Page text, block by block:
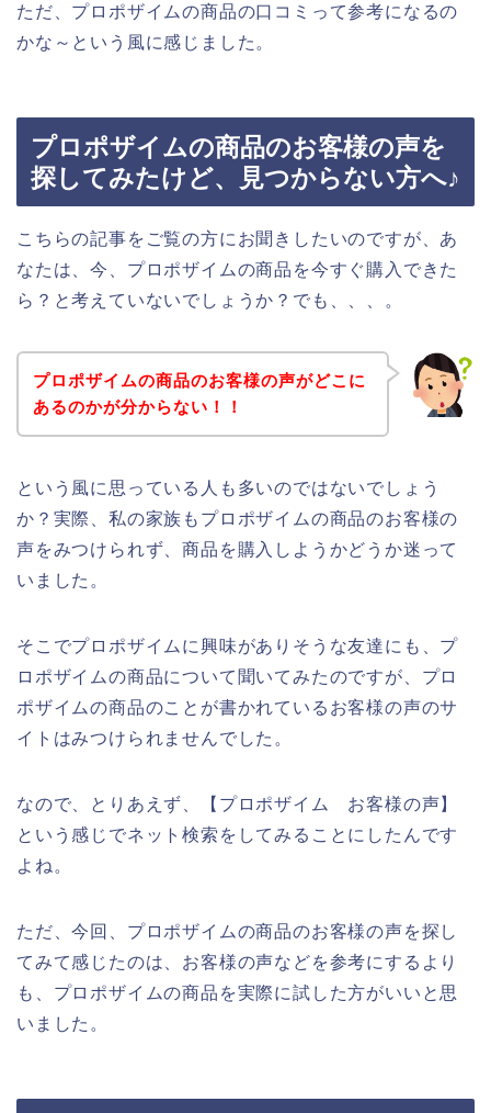
ただ、プロポザイムの商品の口コミって参考になるの
かな～という風に感じました。
プロポザイムの商品のお客様の声を
探してみたけど、見つからない方へ♪
こちらの記事をご覧の方にお聞きしたいのですが、あ
なたは、今、プロポザイムの商品を今すぐ購入できた
ら？と考えていないでしょうか？でも、、、。
プロポザイムの商品のお客様の声がどこに
あるのかが分からない！！
という風に思っている人も多いのではないでしょう
か？実際、私の家族もプロポザイムの商品のお客様の
声をみつけられず、商品を購入しようかどうか迷って
いました。
そこでプロポザイムに興味がありそうな友達にも、プ
ロポザイムの商品について聞いてみたのですが、プロ
ポザイムの商品のことが書かれているお客様の声のサ
イトはみつけられませんでした。
なので、とりあえず、【プロポザイム お客様の声】
という感じでネット検索をしてみることにしたんです
よね。
ただ、今回、プロポザイムの商品のお客様の声を探し
てみて感じたのは、お客様の声などを参考にするより
も、プロポザイムの商品を実際に試した方がいいと思
いました。